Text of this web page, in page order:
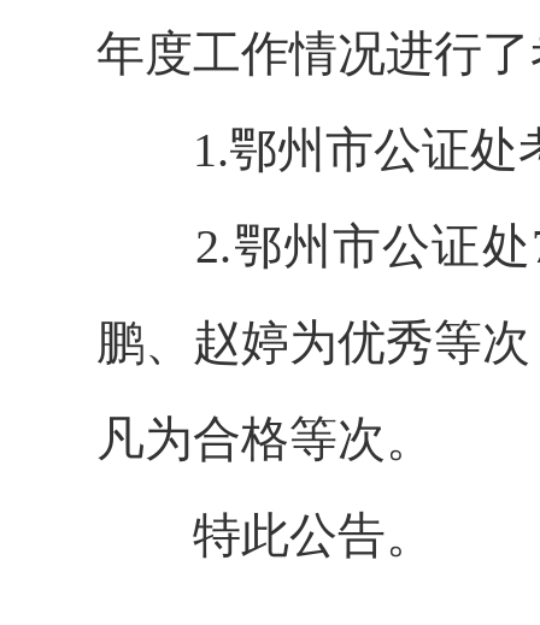
年度工作情况进行
1.鄂州市公证处
2.鄂州市公证处7
鹏、赵婷为优秀等
凡为合格等次。
特此公告。